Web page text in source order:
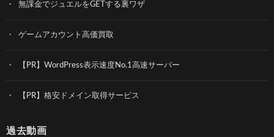
無課金でジュエルをGETする裏ワザ
ゲームアカウント高価買取
【PR】WordPress表示速度No.1高速サーバー
【PR】格安ドメイン取得サービス
過去動画